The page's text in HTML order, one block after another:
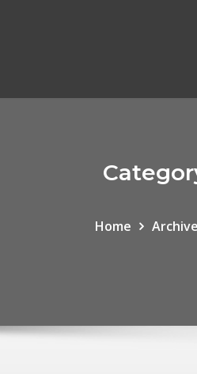
Home